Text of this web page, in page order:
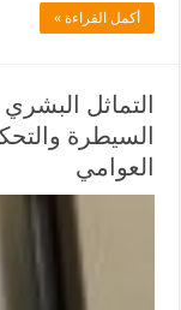
أكمل القراءة »
التماثل
السيطرة
العوامي